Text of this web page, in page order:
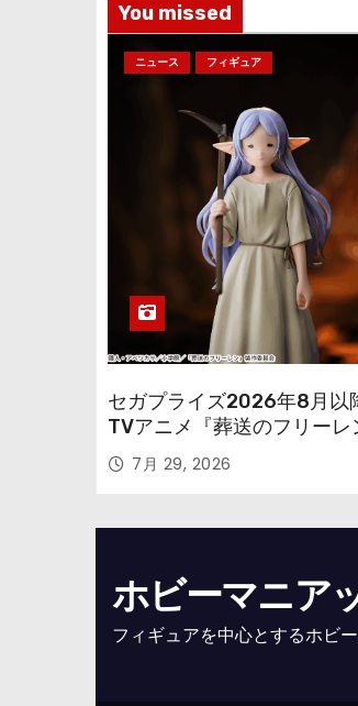
You missed
ニュース フィギュア
セガプライズ2026年8月以
TVアニメ『葬送のフリーレ
鉱山で300年働くことになっ
ちゃった「フリーレン」を立
7月 29, 2026
ホビーマニア
フィギュアを中心とするホビ